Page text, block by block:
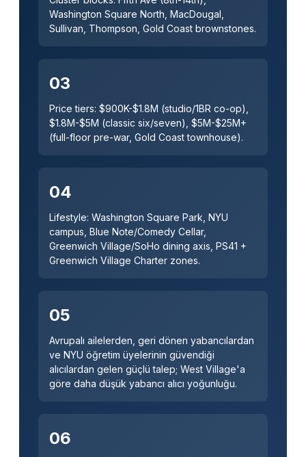
Washington Square North, MacDougal,
Sullivan, Thompson, Gold Coast brownstones.
03
Price tiers: $900K-$1.8M (studio/1BR co-op),
$1.8M-$5M (classic six/seven), $5M-$25M+
(full-floor pre-war, Gold Coast townhouse).
04
Lifestyle: Washington Square Park, NYU
campus, Blue Note/Comedy Cellar,
Greenwich Village/SoHo dining axis, PS41 +
Greenwich Village Charter zones.
05
Avrupalı ​​ailelerden, geri dönen yabancılardan
ve NYU öğretim üyelerinin güvendiği
alıcılardan gelen güçlü talep; West Village'a
göre daha düşük yabancı alıcı yoğunluğu.
06